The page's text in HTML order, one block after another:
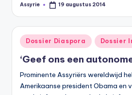
Geplaatst
Assyrie 19 augustus 2014
Geplaatst
in
Dossier Diaspora Dossier
‘Geef ons een
Prominente Assyriërs wereldwijd
Amerikaanse president Obama en